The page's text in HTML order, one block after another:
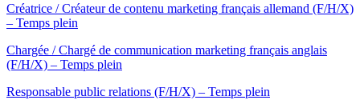
Créatrice / Créateur de contenu marketing français allemand (F/H/X)
– Temps plein
Chargée / Chargé de communication marketing français anglais
(F/H/X) – Temps plein
Responsable public relations (F/H/X) – Temps plein